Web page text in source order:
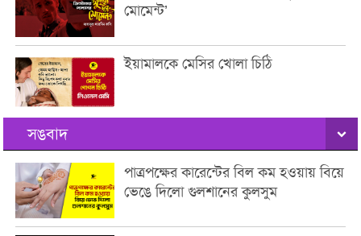
মোমেন্ট’
ইয়ামালকে মেসির খোলা চিঠি
সঙবাদ
পাত্রপক্ষের কারেন্টের বিল কম হওয়ায় বিয়ে
ভেঙে দিলো গুলশানের কুলসুম